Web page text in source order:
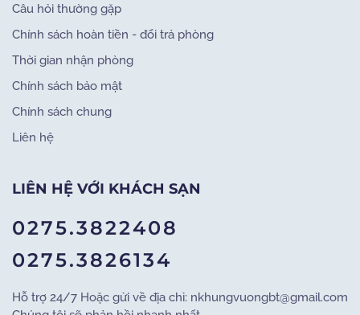
Câu hỏi thường gặp
Chính sách hoàn tiền - đổi trả phòng
Thời gian nhận phòng
Chính sách bảo mật
Chính sách chung
Liên hệ
LIÊN HỆ VỚI KHÁCH SẠN
0275.3822408
0275.3826134
Hỗ trợ 24/7 Hoặc gửi về địa chỉ: nkhungvuongbt@gmail.com